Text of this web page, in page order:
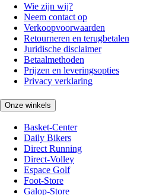
Wie zijn wij?
Neem contact op
Verkoopvoorwaarden
Retourneren en terugbetalen
Juridische disclaimer
Betaalmethoden
Prijzen en leveringsopties
Privacy verklaring
Onze winkels
Basket-Center
Daily Bikers
Direct Running
Direct-Volley
Espace Golf
Foot-Store
Galop-Store